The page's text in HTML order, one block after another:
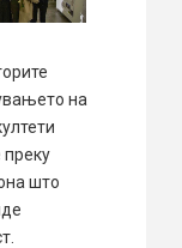
на
преку
што